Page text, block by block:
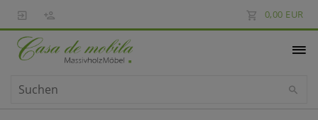
0,00 EUR